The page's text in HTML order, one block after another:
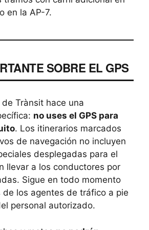
en la AP-7.
SOBRE EL GPS
Trànsit hace una
no uses el GPS para
. Los itinerarios marcados
de navegación no incluyen
desplegadas para el
llevar a los conductores por
Sigue en todo momento
de los agentes de tráfico a pie
personal autorizado.